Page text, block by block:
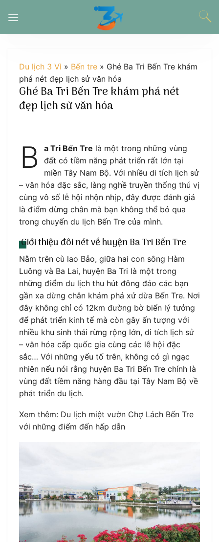
đến
Du lịch 3 Vì » Bến tre » Ghé Ba Tri Bến Tre khám
phá nét đẹp lịch sử văn hóa
Ghé Ba Tri Bến Tre khám phá nét
đẹp lịch sử văn hóa
B a Tri Bến Tre là một trong những vùng
đất có tiềm năng phát triển rất lớn tại
miền Tây Nam Bộ. Với nhiều di tích lịch sử
– văn hóa đặc sắc, làng nghề truyền thống thú vị
cùng vô số lễ hội nhộn nhịp, đây được đánh giá
là điểm dừng chân mà bạn không thể bỏ qua
trong chuyến du lịch Bến Tre của mình.
Giới thiệu đôi nét về huyện Ba Tri Bến Tre
Nằm trên cù lao Bảo, giữa hai con sông Hàm
Luông và Ba Lai, huyện Ba Tri là một trong
những điểm du lịch thu hút đông đảo các bạn
gần xa dừng chân khám phá xứ dừa Bến Tre. Nơi
đây không chỉ có 12km đường bờ biển lý tưởng
để phát triển kinh tế mà còn gây ấn tượng với
nhiều khu sinh thái rừng rộng lớn, di tích lịch sử
– văn hóa cấp quốc gia cùng các lễ hội đặc
sắc… Với những yếu tố trên, không có gì ngạc
nhiên nếu nói rằng huyện Ba Tri Bến Tre chính là
vùng đất tiềm năng hàng đầu tại Tây Nam Bộ về
phát triển du lịch.
Xem thêm: Du lịch miệt vườn Chợ Lách Bến Tre
với những điểm đến hấp dẫn